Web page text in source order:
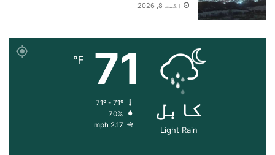
اگست 8, 2026
کابل
Light Rain
71
℉
70%
2.17 mph